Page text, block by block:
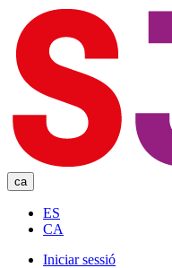
main
content
ca
ES
CA
Iniciar sessió